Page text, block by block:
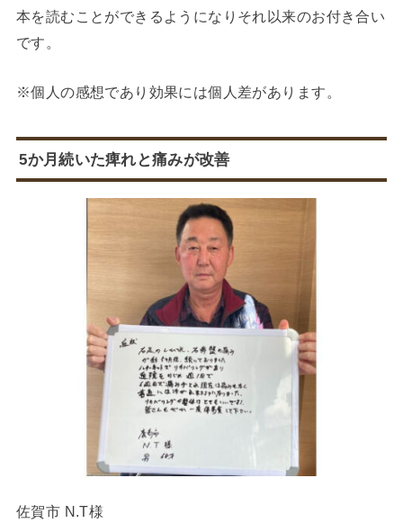
本を読むことができるようになりそれ以来のお付き合い
です。
※個人の感想であり効果には個人差があります。
5か月続いた痺れと痛みが改善
佐賀市 N.T様